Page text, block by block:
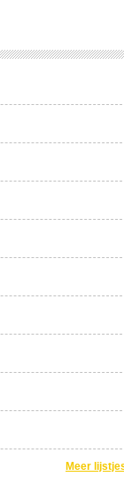
Meer